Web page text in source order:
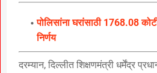
पोलिसांना घरांसाठी 1768.08
निर्णय
दरम्यान, दिल्लीत शिक्षणमंत्री धर्मेंद्र